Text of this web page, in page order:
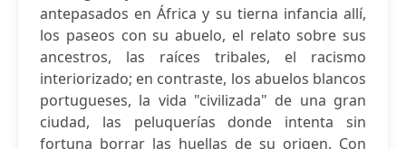
antepasados en África y su tierna infancia allí,
los paseos con su abuelo, el relato sobre sus
ancestros, las raíces tribales, el racismo
interiorizado; en contraste, los abuelos blancos
portugueses, la vida "civilizada" de una gran
ciudad, las peluquerías donde intenta sin
fortuna borrar las huellas de su origen. Con